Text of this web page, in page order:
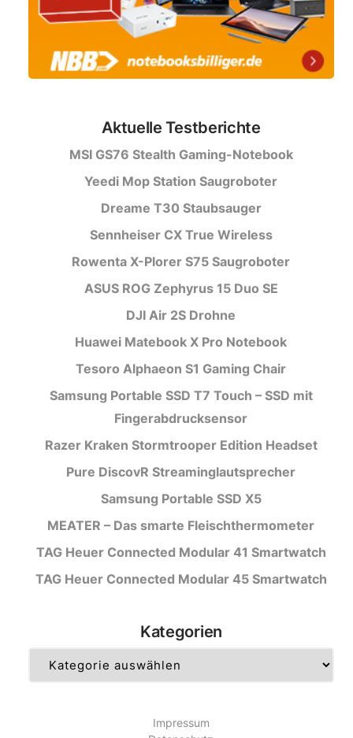
Aktuelle Testberichte
MSI GS76 Stealth Gaming-Notebook
Yeedi Mop Station Saugroboter
Dreame T30 Staubsauger
Sennheiser CX True Wireless
Rowenta X-Plorer S75 Saugroboter
ASUS ROG Zephyrus 15 Duo SE
DJI Air 2S Drohne
Huawei Matebook X Pro Notebook
Tesoro Alphaeon S1 Gaming Chair
Samsung Portable SSD T7 Touch – SSD mit
Fingerabdrucksensor
Razer Kraken Stormtrooper Edition Headset
Pure DiscovR Streaminglautsprecher
Samsung Portable SSD X5
MEATER – Das smarte Fleischthermometer
TAG Heuer Connected Modular 41 Smartwatch
TAG Heuer Connected Modular 45 Smartwatch
Kategorien
Impressum